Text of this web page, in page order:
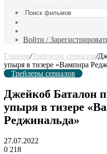
фильм
Войти /
Главная/Трейлеры сериалов/
упыря в тизере «Вампира
Трейлеры сериалов
Джейкоб Баталон
упыря в тизере
Реджинальда»
27.07.2022
0 218